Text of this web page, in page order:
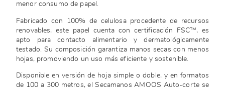
menor consumo de papel.
Fabricado con 100% de celulosa procedente de recursos
renovables, este papel cuenta con certificación FSC™, es
apto para contacto alimentario y dermatológicamente
testado. Su composición garantiza manos secas con menos
hojas, promoviendo un uso más eficiente y sostenible.
Disponible en versión de hoja simple o doble, y en formatos
de 100 a 300 metros, el Secamanos AMOOS Auto-corte se